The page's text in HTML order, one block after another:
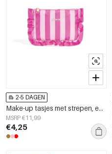
2-5 DAGEN
Make-up tasjes met strepen, eenvoudig, polyester, dagelijkse accessoires
MSRP €11,99
€4,25